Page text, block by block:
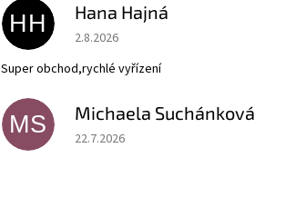
HH Hana Hajná
Hodnotenie obchodu je 5 z 5 hviezdičiek.
2.8.2026
Super obchod,rychlé vyřízení
MS Michaela Suchánková
Hodnotenie obchodu je 5 z 5 hviezdičiek.
22.7.2026